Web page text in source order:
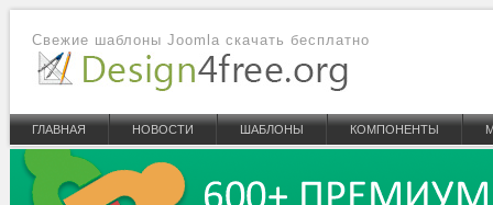
Свежие шаблоны Joomla скачать бесплатно
ГЛАВНАЯ НОВОСТИ ШАБЛОНЫ КОМПОНЕНТЫ